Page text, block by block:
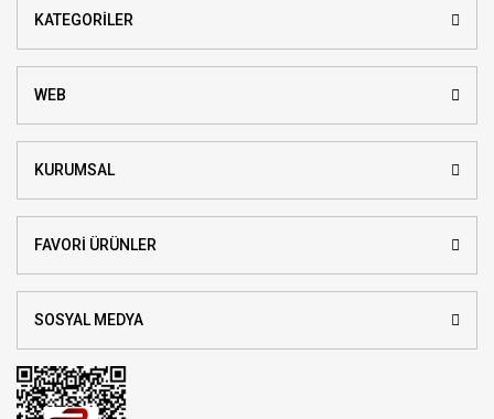
KATEGORİLER
WEB
KURUMSAL
FAVORİ ÜRÜNLER
SOSYAL MEDYA